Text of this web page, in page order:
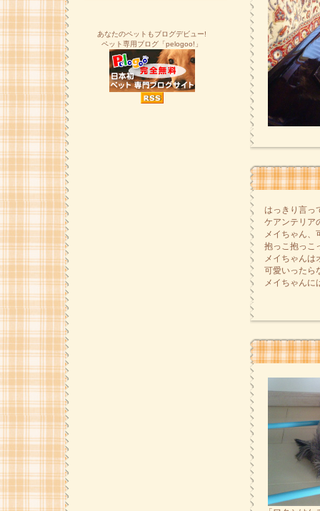
あなたのペットもブログデビュー!
ペット専用ブログ「pelogoo!」
はっきり言っ
ケアンテリア
メイちゃん、
抱っこ抱っこ
メイちゃんは
可愛いったら
メイちゃんに